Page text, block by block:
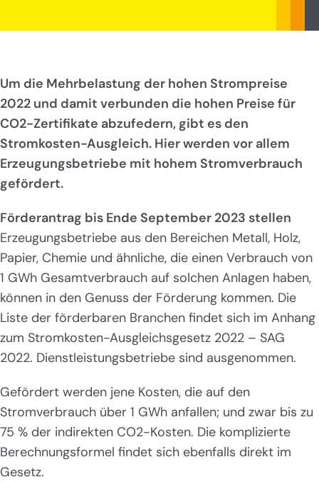
Um die Mehrbelastung der hohen Strompreise
2022 und damit verbunden die hohen Preise für
CO2-Zertifikate abzufedern, gibt es den
Stromkosten-Ausgleich. Hier werden vor allem
Erzeugungsbetriebe mit hohem Stromverbrauch
gefördert.
Förderantrag bis Ende September 2023 stellen
Erzeugungsbetriebe aus den Bereichen Metall, Holz,
Papier, Chemie und ähnliche, die einen Verbrauch von
1 GWh Gesamtverbrauch auf solchen Anlagen haben,
können in den Genuss der Förderung kommen. Die
Liste der förderbaren Branchen findet sich im Anhang
zum Stromkosten-Ausgleichsgesetz 2022 – SAG
2022. Dienstleistungsbetriebe sind ausgenommen.
Gefördert werden jene Kosten, die auf den
Stromverbrauch über 1 GWh anfallen; und zwar bis zu
75 % der indirekten CO2-Kosten. Die komplizierte
Berechnungsformel findet sich ebenfalls direkt im
Gesetz.